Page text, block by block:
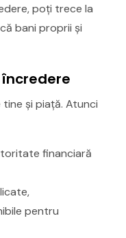
poți trece la
bani proprii și
și piață. Atunci
financiară
pentru